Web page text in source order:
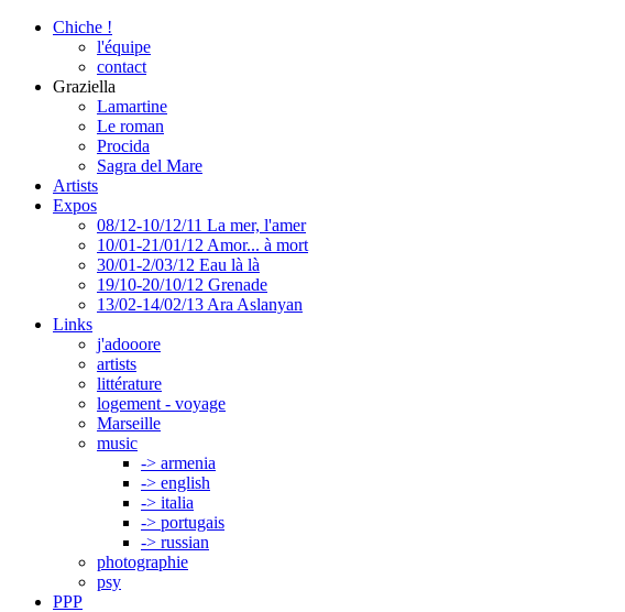
Chiche !
l'équipe
contact
Graziella
Lamartine
Le roman
Procida
Sagra del Mare
Artists
Expos
08/12-10/12/11 La mer, l'amer
10/01-21/01/12 Amor... à mort
30/01-2/03/12 Eau là là
19/10-20/10/12 Grenade
13/02-14/02/13 Ara Aslanyan
Links
j'adooore
artists
littérature
logement - voyage
Marseille
music
-> armenia
-> english
-> italia
-> portugais
-> russian
photographie
psy
PPP